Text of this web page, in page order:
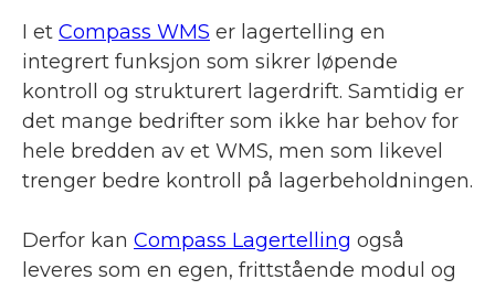
I et Compass WMS er lagertelling en
integrert funksjon som sikrer løpende
kontroll og strukturert lagerdrift. Samtidig er
det mange bedrifter som ikke har behov for
hele bredden av et WMS, men som likevel
trenger bedre kontroll på lagerbeholdningen.
Derfor kan Compass Lagertelling også
leveres som en egen, frittstående modul og